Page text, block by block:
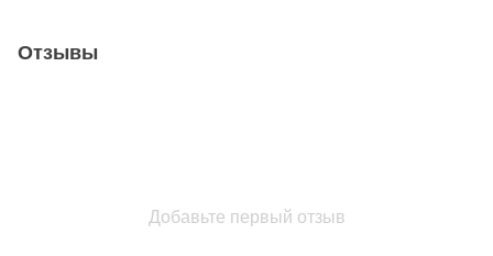
Отзывы
Добавьте первый отзыв